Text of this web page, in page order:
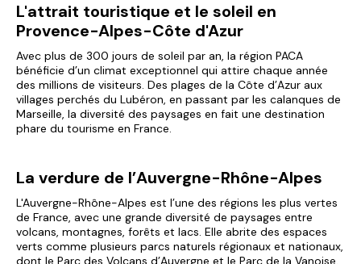
L'attrait touristique et le soleil en
Provence-Alpes-Côte d'Azur
Avec plus de 300 jours de soleil par an, la région PACA
bénéficie d’un climat exceptionnel qui attire chaque année
des millions de visiteurs. Des plages de la Côte d’Azur aux
villages perchés du Lubéron, en passant par les calanques de
Marseille, la diversité des paysages en fait une destination
phare du tourisme en France.
La verdure de l’Auvergne-Rhône-Alpes
L'Auvergne-Rhône-Alpes est l’une des régions les plus vertes
de France, avec une grande diversité de paysages entre
volcans, montagnes, forêts et lacs. Elle abrite des espaces
verts comme plusieurs parcs naturels régionaux et nationaux,
dont le Parc des Volcans d’Auvergne et le Parc de la Vanoise,